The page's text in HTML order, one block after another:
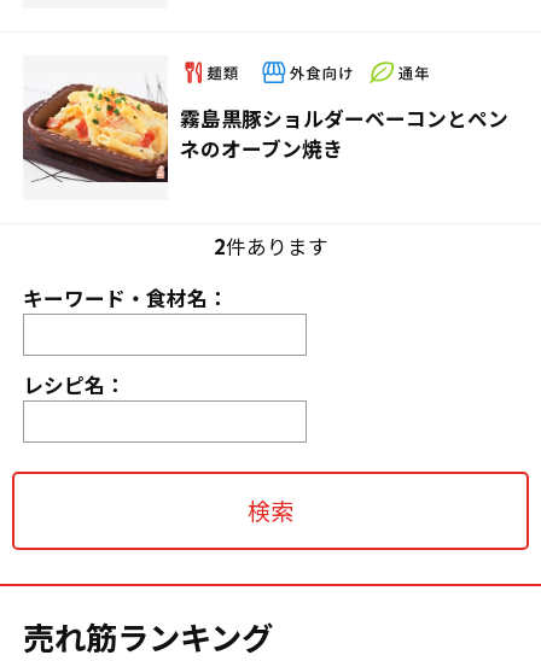
霧島黒豚ショルダーベーコンとペン
ネのオーブン焼き
2件あります
キーワード・食材名：
レシピ名：
売れ筋ランキング